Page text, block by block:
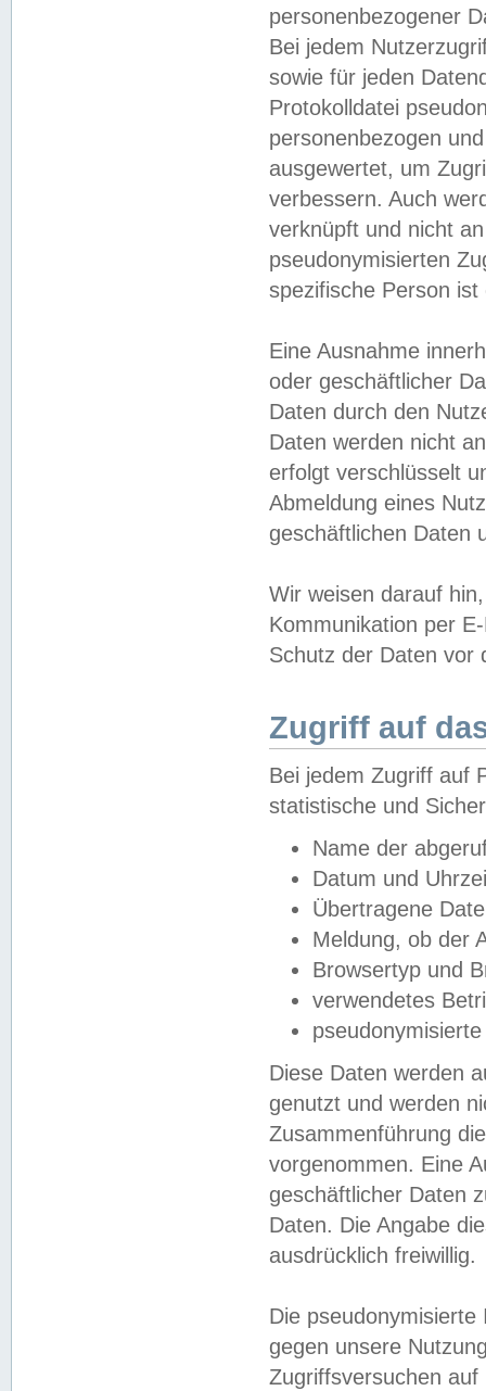
personenbezogener
Bei jedem
sowie für jeden
Protokolldatei
personenbezogen
ausgewertet, um
verbessern. Auch
verknüpft und nicht
pseudonymisierten
spezifische Person
Eine Ausnahme
oder geschäftlicher
Daten durch den
Daten werden nicht
erfolgt verschlüsselt
Abmeldung eines
geschäftlichen Daten
Wir weisen darauf
Kommunikation per
Schutz der Daten vor
Zugriff auf
Bei jedem Zugriff auf
statistische und
Name der
Datum und
Übertragene
Meldung, ob der
Browsertyp und
verwendetes
Diese Daten werden
genutzt und werden
Zusammenführung
vorgenommen. Eine
geschäftlicher Daten
Daten. Die Angabe
ausdrücklich freiwillig.
Die
gegen unsere
Zugriffsversuchen